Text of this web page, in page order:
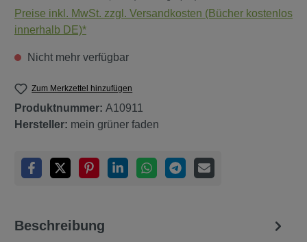
Preise inkl. MwSt. zzgl. Versandkosten (Bücher kostenlos
innerhalb DE)*
Nicht mehr verfügbar
Zum Merkzettel hinzufügen
Produktnummer: A10911
Hersteller: mein grüner faden
Beschreibung